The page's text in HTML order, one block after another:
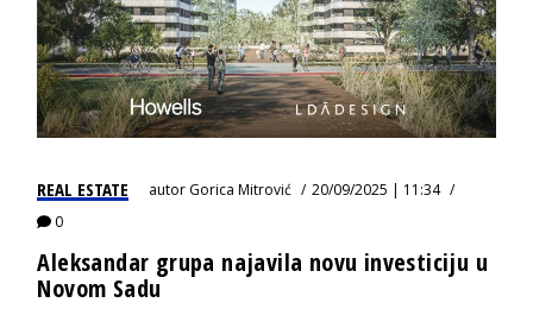
REAL ESTATE autor Gorica Mitrović
20/09/2025 | 11:34
0
Aleksandar grupa najavila novu investiciju u
Novom Sadu